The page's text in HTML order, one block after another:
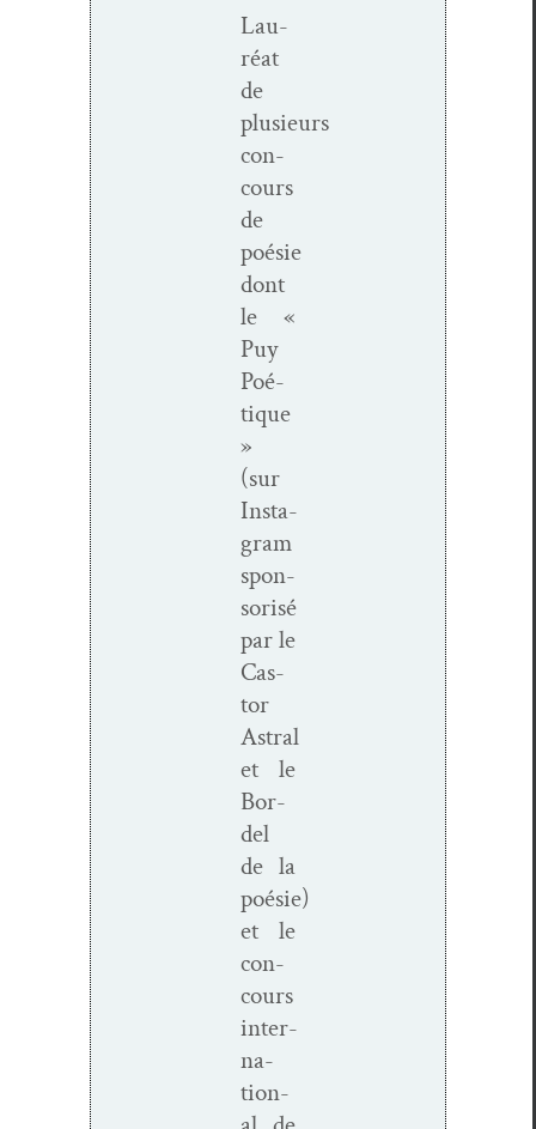
Lau­
réat
de
plusieurs
con­
cours
de
poésie
dont
le «
Puy
Poé­
tique
»
(sur
Insta­
gram
spon­
sorisé
par le
Cas­
tor
Astral
et le
Bor­
del
de la
poésie)
et le
con­
cours
inter­
na­
tion­